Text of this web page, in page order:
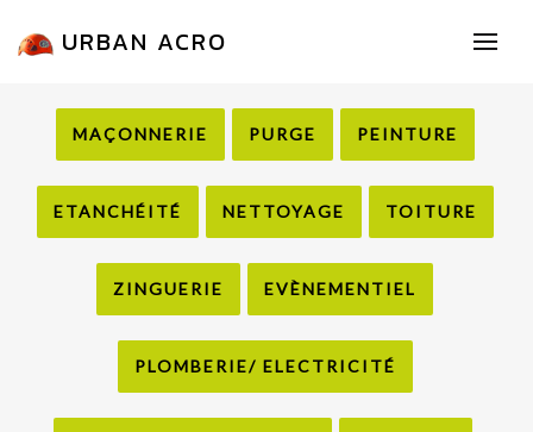
URBAN ACRO
MAÇONNERIE PURGE PEINTURE
ETANCHÉITÉ NETTOYAGE TOITURE
ZINGUERIE EVÈNEMENTIEL
PLOMBERIE/ ELECTRICITÉ